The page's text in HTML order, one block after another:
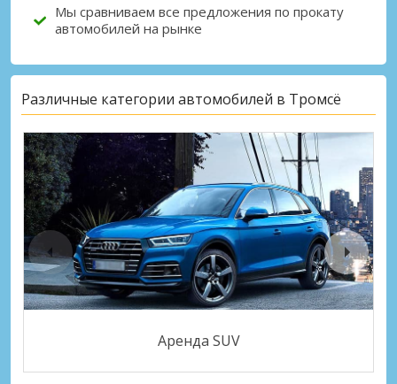
Мы сравниваем все предложения по прокату
автомобилей на рынке
Различные категории автомобилей в Тромсё
Аренда SUV